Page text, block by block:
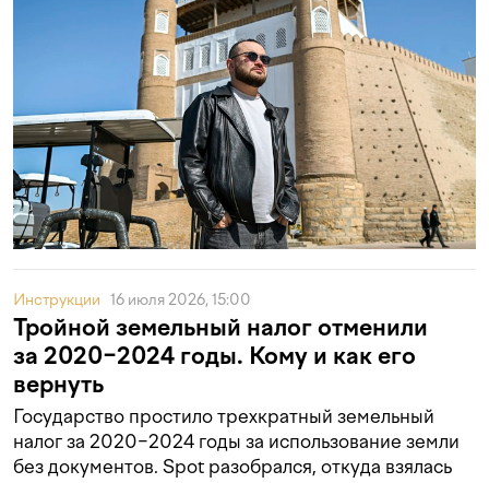
Инструкции 16 июля 2026, 15:00
Тройной земельный налог отменили
за 2020−2024 годы. Кому и как его
вернуть
Государство простило трехкратный земельный
налог за 2020−2024 годы за использование земли
без документов. Spot разобрался, откуда взялась